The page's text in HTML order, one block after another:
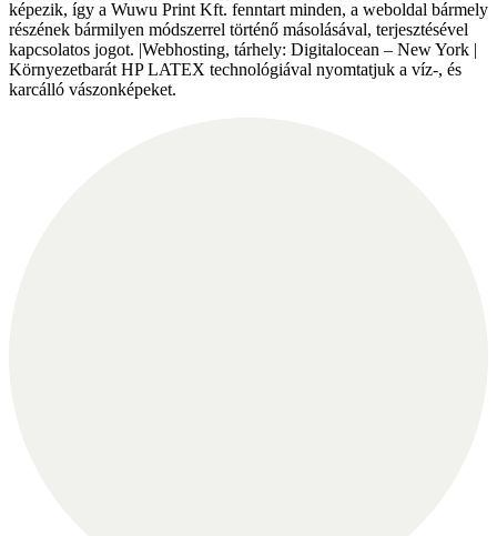
képezik, így a Wuwu Print Kft. fenntart minden, a weboldal bármely
részének bármilyen módszerrel történő másolásával, terjesztésével
kapcsolatos jogot. |Webhosting, tárhely: Digitalocean – New York |
Környezetbarát HP LATEX technológiával nyomtatjuk a víz-, és
karcálló vászonképeket.